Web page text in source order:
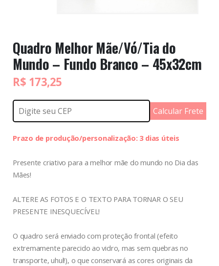
Quadro Melhor Mãe/Vó/Tia do
Mundo – Fundo Branco – 45x32cm
R$ 173,25
Calcular Frete
Prazo de produção/personalização: 3 dias úteis
Presente criativo para a melhor mãe do mundo no Dia das
Mães!
ALTERE AS FOTOS E O TEXTO PARA TORNAR O SEU
PRESENTE INESQUECÍVEL!
O quadro será enviado com proteção frontal (efeito
extremamente parecido ao vidro, mas sem quebras no
transporte, uhul!), o que conservará as cores originais da